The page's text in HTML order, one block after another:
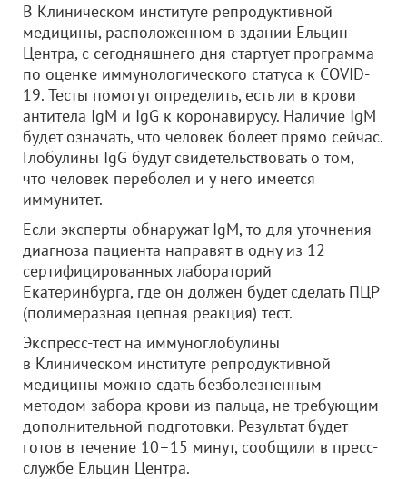
В Клиническом институте репродуктивной
медицины, расположенном в здании Ельцин
Центра, с сегодняшнего дня стартует программа
по оценке иммунологического статуса к COVID-
19. Тесты помогут определить, есть ли в крови
антитела IgM и IgG к коронавирусу. Наличие IgM
будет означать, что человек болеет прямо сейчас.
Глобулины IgG будут свидетельствовать о том,
что человек переболел и у него имеется
иммунитет.
Если эксперты обнаружат IgM, то для уточнения
диагноза пациента направят в одну из 12
сертифицированных лабораторий
Екатеринбурга, где он должен будет сделать ПЦР
(полимеразная цепная реакция) тест.
Экспресс-тест на иммуноглобулины
в Клиническом институте репродуктивной
медицины можно сдать безболезненным
методом забора крови из пальца, не требующим
дополнительной подготовки. Результат будет
готов в течение 10–15 минут, сообщили в пресс-
службе Ельцин Центра.